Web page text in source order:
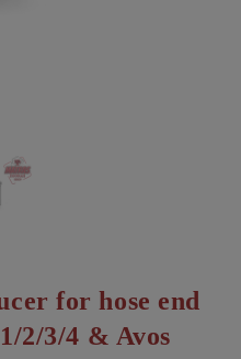
for hose end
2/3/4 & Avos